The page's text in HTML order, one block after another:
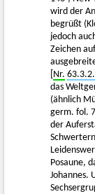
wird der
begrüßt
jedoch
Zeichen
Nr. 63.3.2.
das
(ähnlich
germ. fol.
der
Posaune,
Johannes.